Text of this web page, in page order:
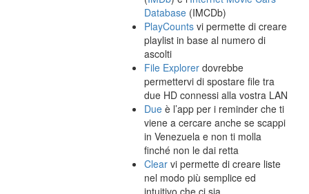
Database (IMCDb)
PlayCounts vi permette di creare
playlist in base al numero di
ascolti
File Explorer dovrebbe
permettervi di spostare file tra
due HD connessi alla vostra LAN
Due è l’app per i reminder che ti
viene a cercare anche se scappi
in Venezuela e non ti molla
finché non le dai retta
Clear vi permette di creare liste
nel modo più semplice ed
intuitivo che ci sia